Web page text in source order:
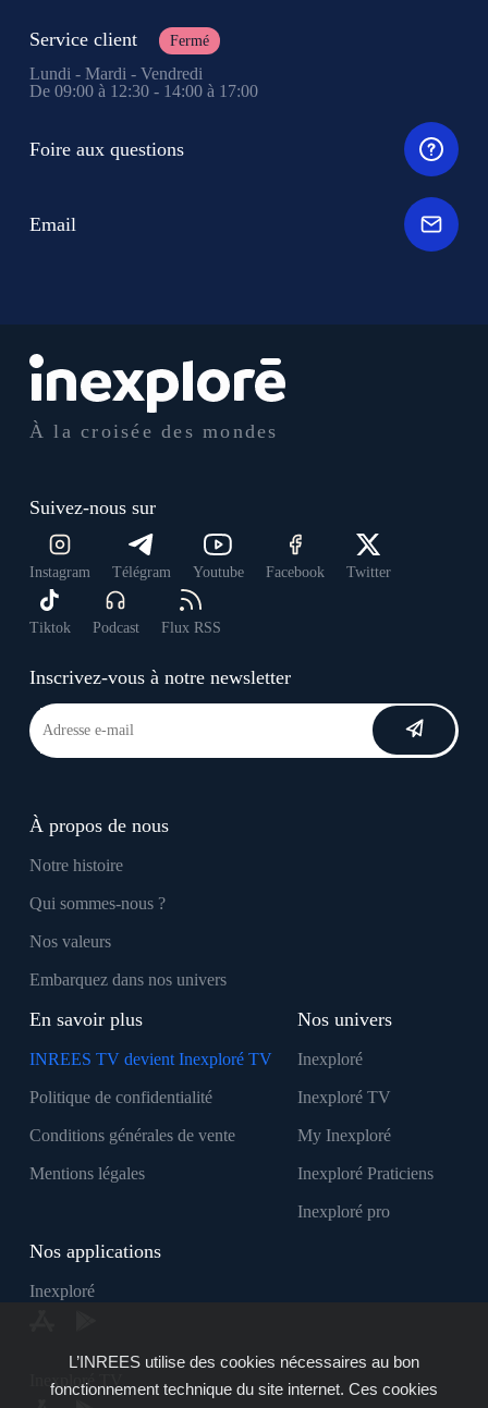
À la croisée des mondes
Suivez-nous sur
Instagram Télégram Youtube Facebook Twitter
Tiktok Podcast Flux RSS
Inscrivez-vous à notre newsletter
À propos de nous
Notre histoire
Qui sommes-nous ?
Nos valeurs
Embarquez dans nos univers
En savoir plus
INREES TV devient Inexploré TV
Politique de confidentialité
Conditions générales de vente
Mentions légales
Nos univers
Inexploré
Inexploré TV
My Inexploré
Inexploré Praticiens
Inexploré pro
Nos applications
Inexploré
Inexploré TV
Service client Fermé
Lundi - Mardi - Vendredi
De 09:00 à 12:30 - 14:00 à 17:00
Foire aux questions
Email
L’INREES utilise des cookies nécessaires au bon
fonctionnement technique du site internet. Ces cookies